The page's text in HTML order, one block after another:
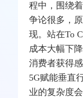
程中，围绕
争论很多，
现。站在To
成本大幅下
消费者获得
5G赋能垂直
业的复杂度